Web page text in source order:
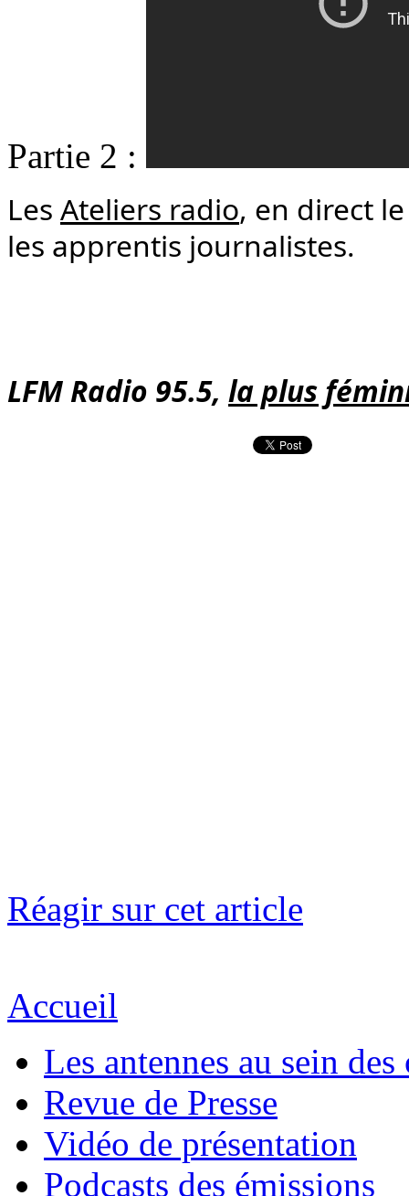
Partie 2 :
Les Ateliers radio, en direct
les apprentis journalistes.
LFM Radio 95.5, la plus
Réagir sur cet article
Accueil
Les antennes au sein des
Revue de Presse
Vidéo de présentation
Podcasts des émissions